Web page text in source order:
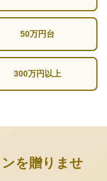
50万円台
300万円以上
を贈りませ